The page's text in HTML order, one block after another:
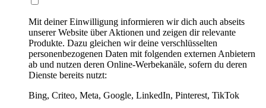
Mit deiner Einwilligung informieren wir dich auch abseits
unserer Website über Aktionen und zeigen dir relevante
Produkte. Dazu gleichen wir deine verschlüsselten
personenbezogenen Daten mit folgenden externen Anbietern
ab und nutzen deren Online-Werbekanäle, sofern du deren
Dienste bereits nutzt:
Bing, Criteo, Meta, Google, LinkedIn, Pinterest, TikTok